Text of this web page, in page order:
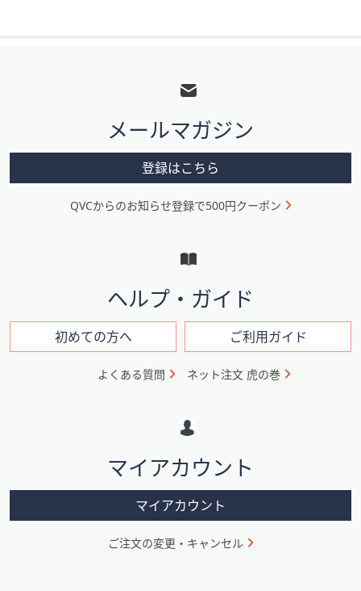
メ
ニ
ン
ン
メールマガジン
登録はこちら
QVCからのお知らせ登録で500円クーポン
ヘルプ・ガイド
初めての方へ ご利用ガイド
よくある質問 ネット注文 虎の巻
マイアカウント
マイアカウント
ご注文の変更・キャンセル